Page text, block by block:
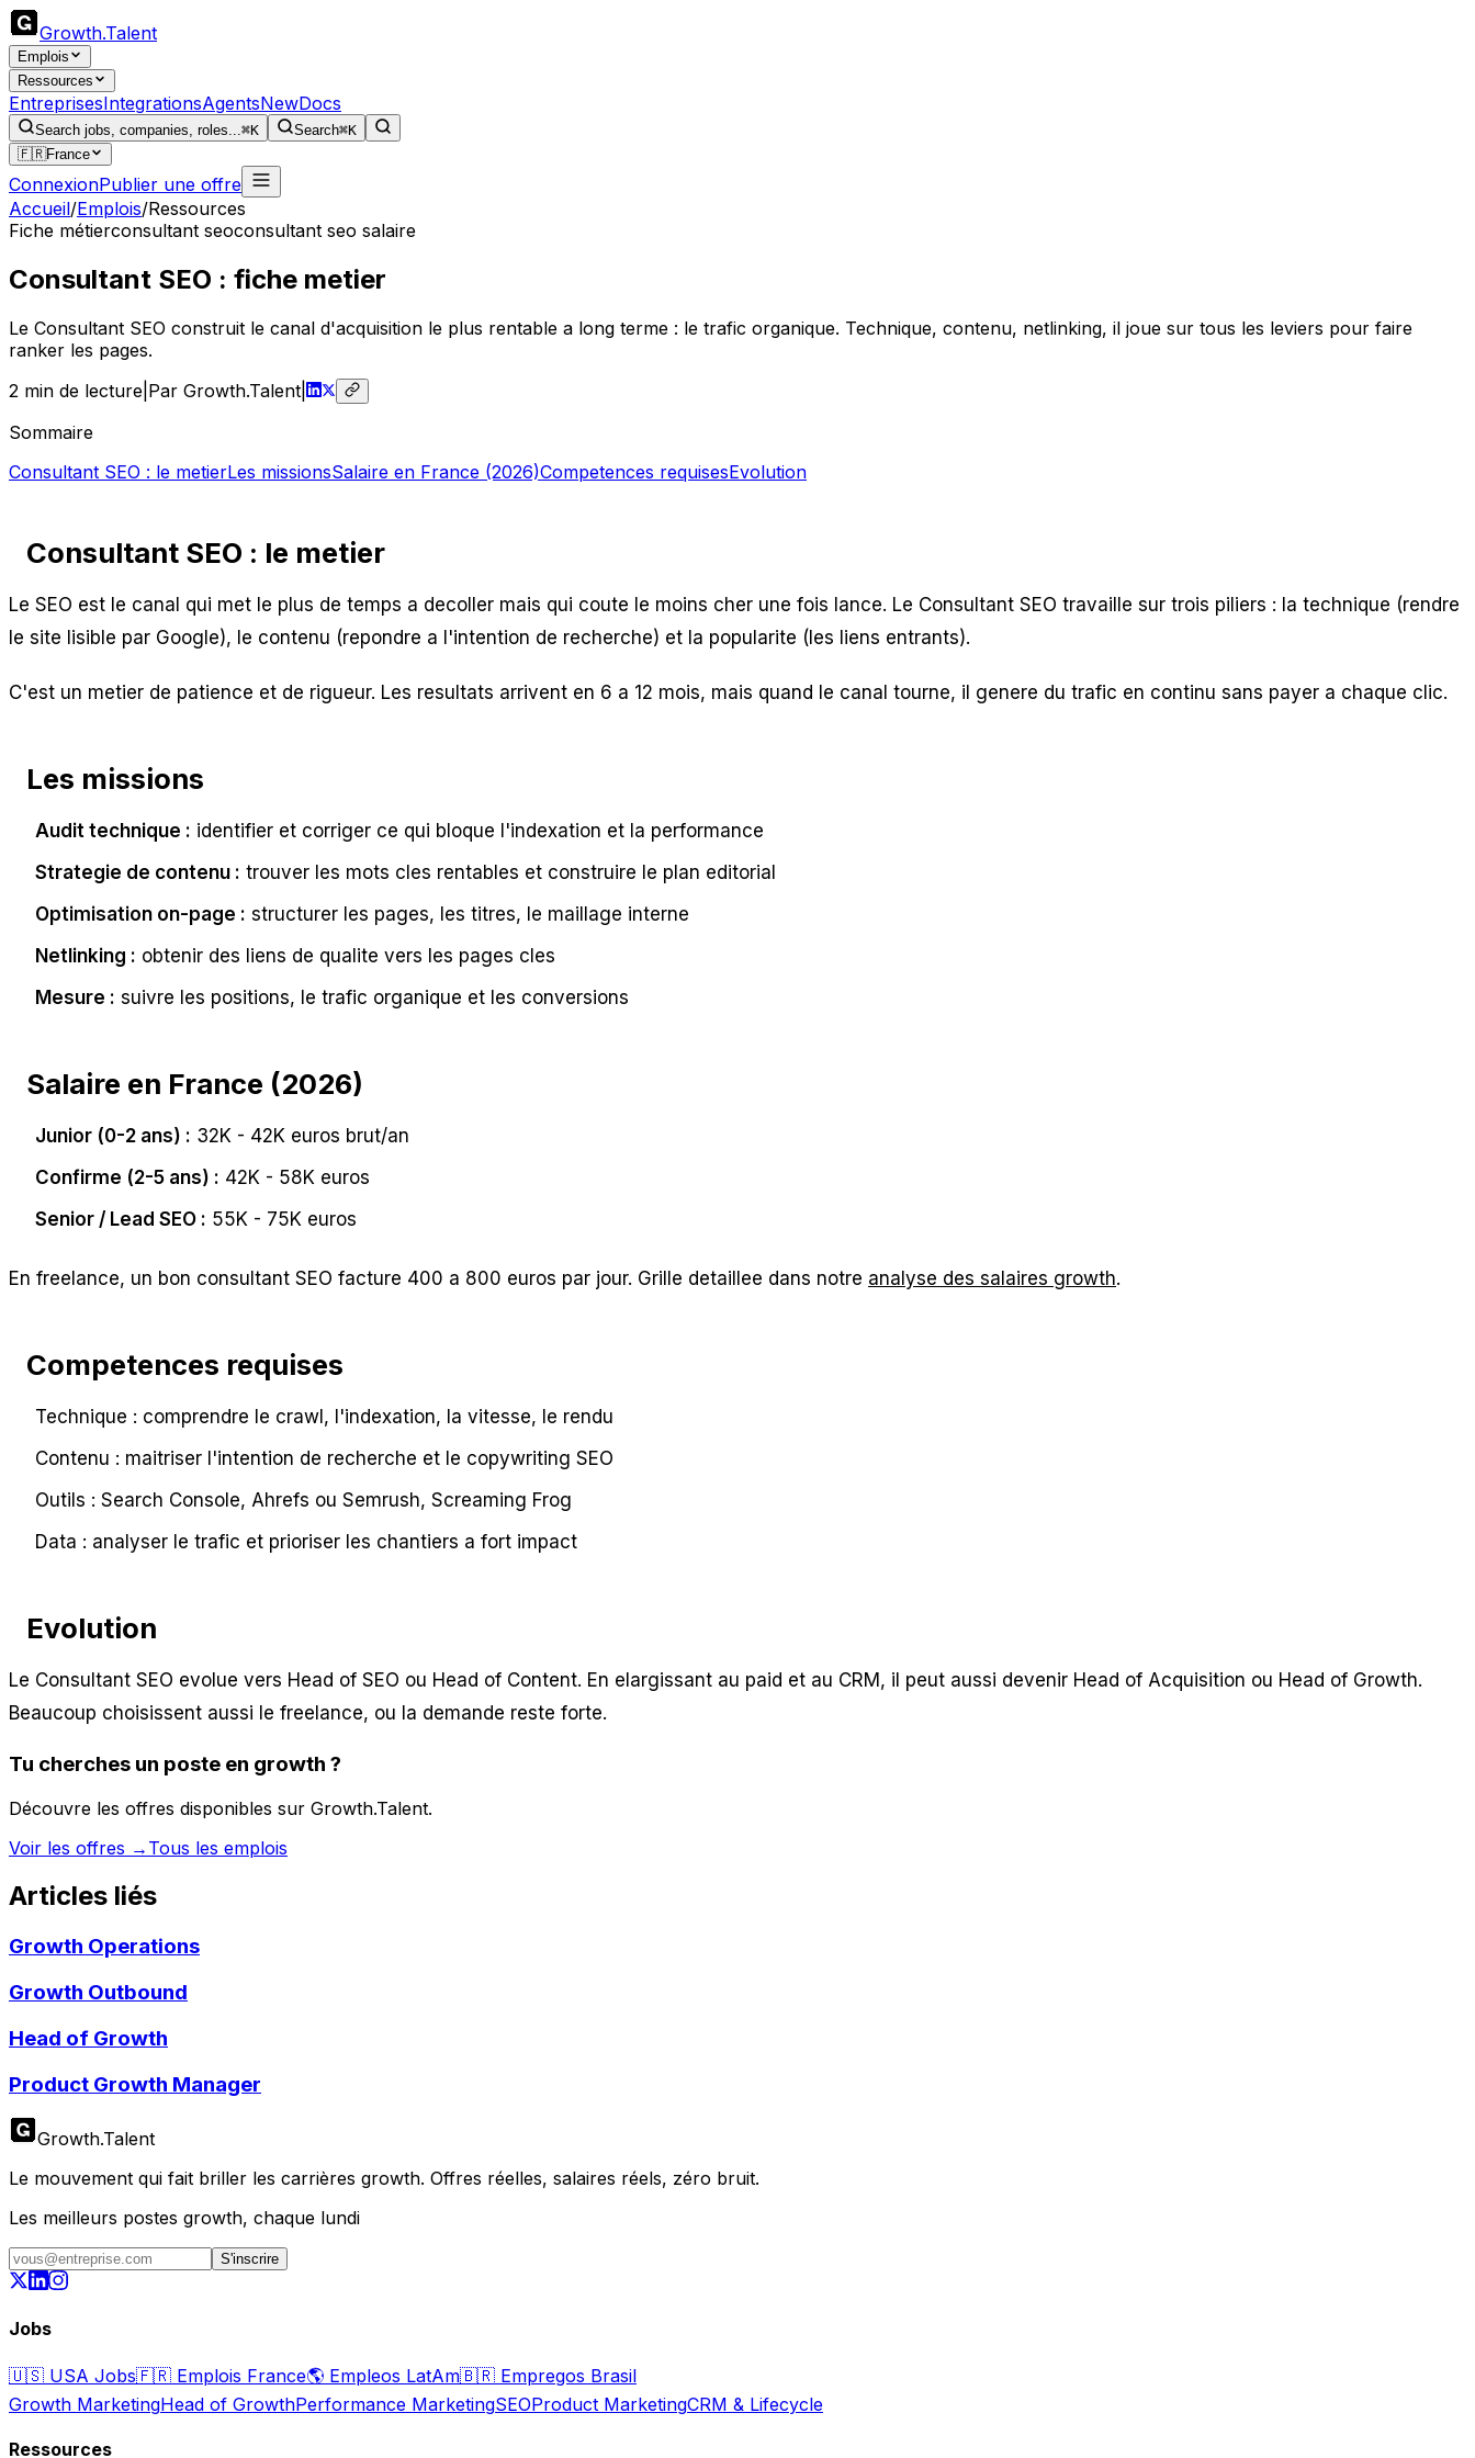
Growth.Talent
Emplois
Ressources
EntreprisesIntegrationsAgentsNewDocs
Search jobs, companies, roles...⌘K Search⌘K
🇫🇷France
ConnexionPublier une offre
Accueil/Emplois/Ressources
Fiche métierconsultant seoconsultant seo salaire
Consultant SEO : fiche metier
Le Consultant SEO construit le canal d'acquisition le plus rentable a long terme : le trafic organique. Technique, contenu, netlinking, il joue sur tous les leviers pour faire
ranker les pages.
2 min de lecture Par Growth.Talent
Sommaire
Consultant SEO : le metierLes missionsSalaire en France (2026)Competences requisesEvolution
Consultant SEO : le metier
Le SEO est le canal qui met le plus de temps a decoller mais qui coute le moins cher une fois lance. Le Consultant SEO travaille sur trois piliers : la technique (rendre
le site lisible par Google), le contenu (repondre a l'intention de recherche) et la popularite (les liens entrants).
C'est un metier de patience et de rigueur. Les resultats arrivent en 6 a 12 mois, mais quand le canal tourne, il genere du trafic en continu sans payer a chaque clic.
Les missions
Audit technique : identifier et corriger ce qui bloque l'indexation et la performance
Strategie de contenu : trouver les mots cles rentables et construire le plan editorial
Optimisation on-page : structurer les pages, les titres, le maillage interne
Netlinking : obtenir des liens de qualite vers les pages cles
Mesure : suivre les positions, le trafic organique et les conversions
Salaire en France (2026)
Junior (0-2 ans) : 32K - 42K euros brut/an
Confirme (2-5 ans) : 42K - 58K euros
Senior / Lead SEO : 55K - 75K euros
En freelance, un bon consultant SEO facture 400 a 800 euros par jour. Grille detaillee dans notre analyse des salaires growth.
Competences requises
Technique : comprendre le crawl, l'indexation, la vitesse, le rendu
Contenu : maitriser l'intention de recherche et le copywriting SEO
Outils : Search Console, Ahrefs ou Semrush, Screaming Frog
Data : analyser le trafic et prioriser les chantiers a fort impact
Evolution
Le Consultant SEO evolue vers Head of SEO ou Head of Content. En elargissant au paid et au CRM, il peut aussi devenir Head of Acquisition ou Head of Growth.
Beaucoup choisissent aussi le freelance, ou la demande reste forte.
Tu cherches un poste en growth ?
Découvre les offres disponibles sur Growth.Talent.
Voir les offres → Tous les emplois
Articles liés
Growth Operations
Growth Outbound
Head of Growth
Product Growth Manager
Growth.Talent
Le mouvement qui fait briller les carrières growth. Offres réelles, salaires réels, zéro bruit.
Les meilleurs postes growth, chaque lundi
S'inscrire
Jobs
🇺🇸 USA Jobs🇫🇷 Emplois France🌎 Empleos LatAm🇧🇷 Empregos Brasil
Growth MarketingHead of GrowthPerformance MarketingSEOProduct MarketingCRM & Lifecycle
Ressources